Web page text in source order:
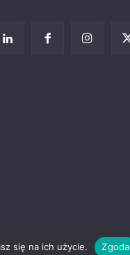
się na ich użycie. Zgoda